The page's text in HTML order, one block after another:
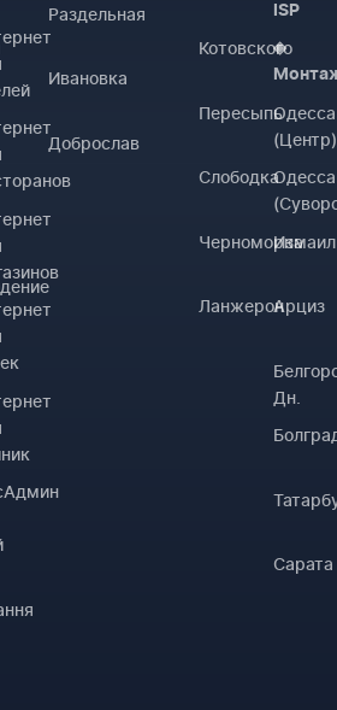
Раздельная
Ивановка
Доброслав
Котовского
Пересыпь
Слободка
Черноморка
Ланжерон
ISP
◈
Одесса
(Центр)
Одесса
Измаил
Арциз
Дн.
Сарата